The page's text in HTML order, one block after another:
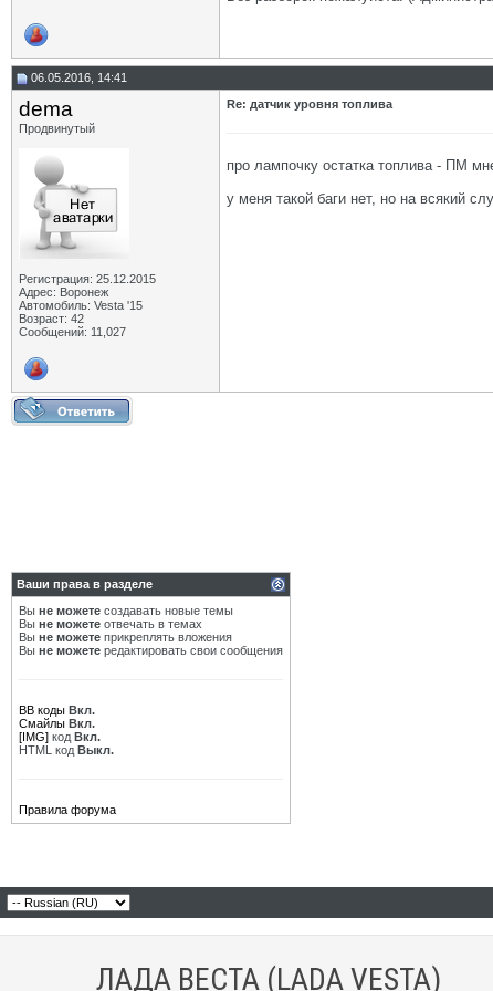
06.05.2016, 14:41
dema
Продвинутый
Регистрация: 25.12.2015
Адрес: Воронеж
Автомобиль: Vesta '15
Возраст: 42
Сообщений: 11,027
Re: датчик уровня топлива
про лампочку остатка топлива - ПМ
у меня такой баги нет, но на всякий
Ваши права в разделе
Вы не можете создавать новые темы
Вы не можете отвечать в темах
Вы не можете прикреплять вложения
Вы не можете редактировать свои сообщения
BB коды Вкл.
Смайлы Вкл.
[IMG] код Вкл.
HTML код Выкл.
Правила форума
ЛАДА ВЕСТА (LADA VESTA)